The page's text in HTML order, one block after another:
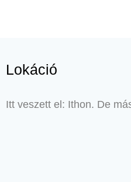
Lokáció
Itt veszett el: Ithon. De